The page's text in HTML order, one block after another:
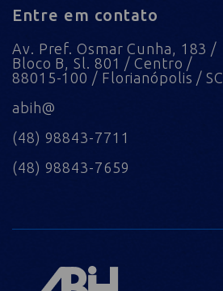
Entre em contato
Av. Pref. Osmar Cunha, 183 /
Bloco B, Sl. 801 / Centro /
88015-100 / Florianópolis / SC
abih@
(48) 98843-7711
(48) 98843-7659